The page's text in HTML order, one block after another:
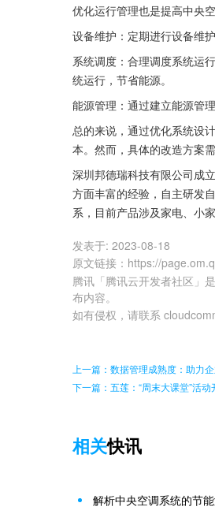
优化运行管理也是提高中央
设备维护：定期进行设备维
系统调度：合理调度系统运
统运行，节省能源。
能源管理：通过建立能源管
总的来说，通过优化系统设
本。然而，具体的改造方案
深圳邦德瑞科技有限公司成
方面丰富的经验，自主研发
系，目前产品涉及家电、小
发表于: 2023-08-18
原文链接 ： https://
腾讯「腾讯云开发者社区」
布内容。
如有侵权，请联系
上一篇：数据管理成熟度：助力
下一篇：五莲：“周末大课堂”活动
相关快讯
解析中央空调系统的节